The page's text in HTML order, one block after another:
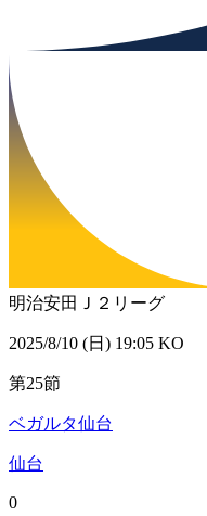
明治安田Ｊ２リーグ
2025/8/10 (日) 19:05 KO
第25節
ベガルタ仙台
仙台
0